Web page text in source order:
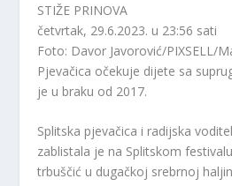
STIŽE PRINOVA
četvrtak, 29.6.2023. u 23:56 sati
Foto: Davor Javorović/PIXSELL/
Pjevačica očekuje dijete sa
je u braku od 2017.
Splitska pjevačica i radijska
zablistala je na Splitskom
trbuščić u dugačkoj srebrnoj